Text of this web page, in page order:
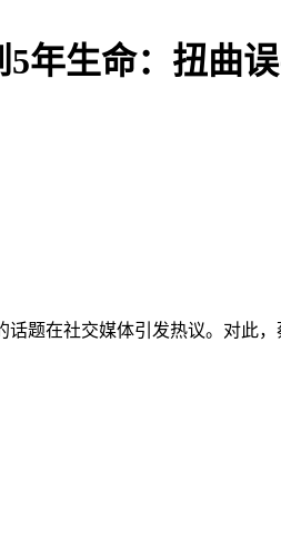
年生命：扭曲
话题在社交媒体引发热议。对